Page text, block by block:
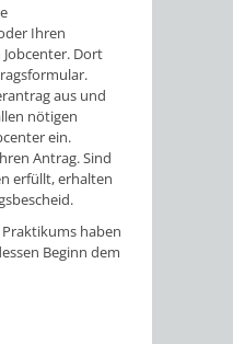
Ihren
Dort
aus und
nötigen
ein.
Antrag. Sind
erfüllt, erhalten
haben
Beginn dem